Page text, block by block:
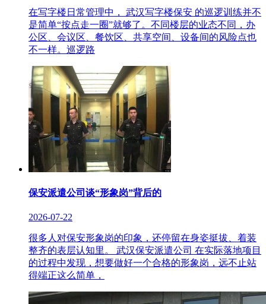
在写字楼日常管理中， 武汉写字楼保安 的巡逻训练并不
是简单“按点走一圈”就够了。不同楼层的业态不同，办
公区、会议区、餐饮区、共享空间、设备间的风险点也
不一样。巡逻路
保安派遣公司谈“形象岗”背后的
2026-07-22
很多人对保安形象岗的印象，还停留在身姿挺拔、着装
整齐的表层认知里。 武汉保安派遣公司 在实际落地项目
的过程中发现，想要做好一个合格的形象岗，远不止站
得端正这么简单，